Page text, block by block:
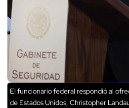
El funcionario federal respondió al
de Estados Unidos, Christopher